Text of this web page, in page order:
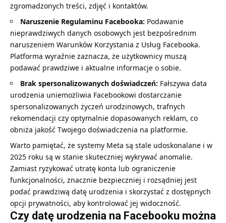
zgromadzonych treści, zdjęć i kontaktów.
Naruszenie Regulaminu Facebooka: Podawanie
nieprawdziwych danych osobowych jest bezpośrednim
naruszeniem Warunków Korzystania z Usług Facebooka.
Platforma wyraźnie zaznacza, że użytkownicy muszą
podawać prawdziwe i aktualne informacje o sobie.
Brak spersonalizowanych doświadczeń: Fałszywa data
urodzenia uniemożliwia Facebookowi dostarczanie
spersonalizowanych życzeń urodzinowych, trafnych
rekomendacji czy optymalnie dopasowanych reklam, co
obniża jakość Twojego doświadczenia na platformie.
Warto pamiętać, że systemy Meta są stale udoskonalane i w
2025 roku są w stanie skuteczniej wykrywać anomalie.
Zamiast ryzykować utratę konta lub ograniczenie
funkcjonalności, znacznie bezpieczniej i rozsądniej jest
podać prawdziwą datę urodzenia i skorzystać z dostępnych
opcji prywatności, aby kontrolować jej widoczność.
Czy datę urodzenia na Facebooku można